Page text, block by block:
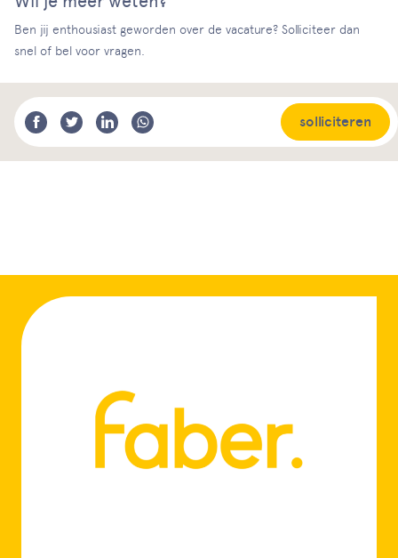
Ben jij enthousiast geworden over de vacature? Solliciteer dan
snel of bel voor vragen.
solliciteren